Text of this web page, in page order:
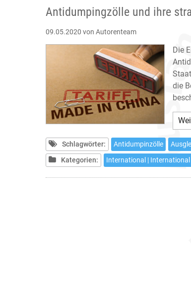
Antidumpingzölle und ihre
09.05.2020 von Autorenteam
Die
die
Schlagwörter: Antidumpinzölle
Kategorien:
International | International